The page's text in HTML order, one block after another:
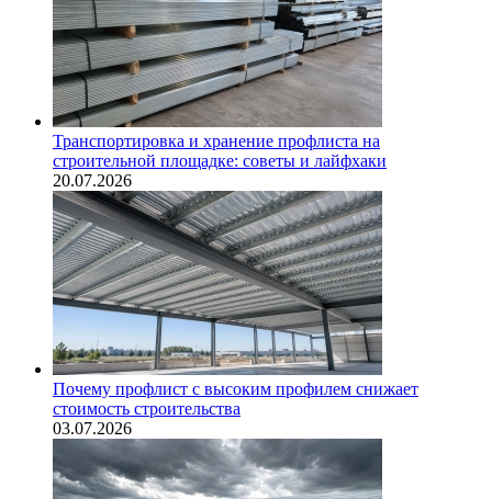
Транспортировка и хранение профлиста на
строительной площадке: советы и лайфхаки
20.07.2026
Почему профлист с высоким профилем снижает
стоимость строительства
03.07.2026